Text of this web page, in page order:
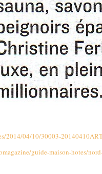
2014/04/10/30003-
guide-maison-hotes/